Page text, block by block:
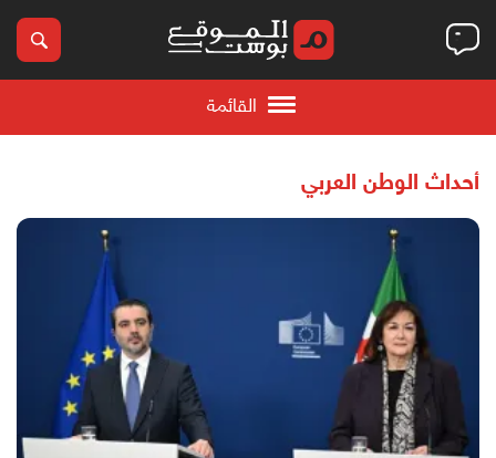
القائمة
أحداث الوطن العربي